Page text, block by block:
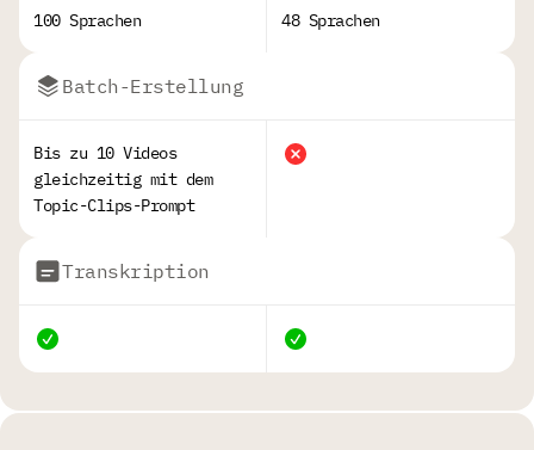
100 Sprachen 48 Sprachen
Batch-Erstellung
Bis zu 10 Videos
gleichzeitig mit dem
Topic-Clips-Prompt
Transkription